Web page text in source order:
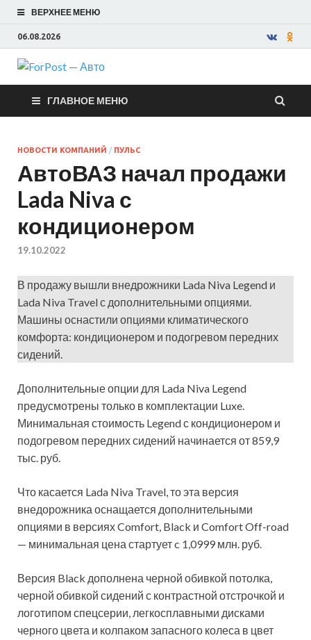
ВЕРХНЕЕ МЕНЮ
06.08.2026
ForPost —
Авто
ГЛАВНОЕ МЕНЮ
НОВОСТИ КОМПАНИЙ / ПУЛЬС
АвтоВАЗ начал продажи
Lada Niva с
кондиционером
19.10.2022
В продажу вышли внедрожники Lada Niva Legend и
Lada Niva Travel с дополнительными опциями.
Машины оснастили опциями климатического
комфорта: кондиционером и подогревом передних
сидений.
Дополнительные опции для Lada Niva Legend
предусмотрены только в комплектации Luxe.
Минимальная стоимость Legend с кондиционером и
подогревом передних сидений начинается от 859,9
тыс. руб.
Что касается Lada Niva Travel, то эта версия
внедорожника оснащается дополнительными
опциями в версиях Comfort, Black и Comfort Off-road
— минимальная цена стартует c 1,0999 млн. руб.
Версия Black дополнена черной обивкой потолка,
черной обивкой сидений с контрастной отстрочкой и
логотипом спецсерии, легкосплавными дисками
черного цвета и колпаком запасного колеса в цвет